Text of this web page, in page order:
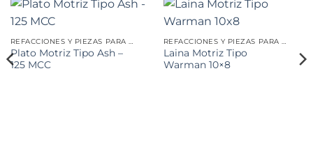
REFACCIONES Y PIEZAS PARA MINERÍA
Plato Motriz Tipo Ash –
125 MCC
REFACCIONES Y PIEZAS PARA MINERÍA
Laina Motriz Tipo
Warman 10×8